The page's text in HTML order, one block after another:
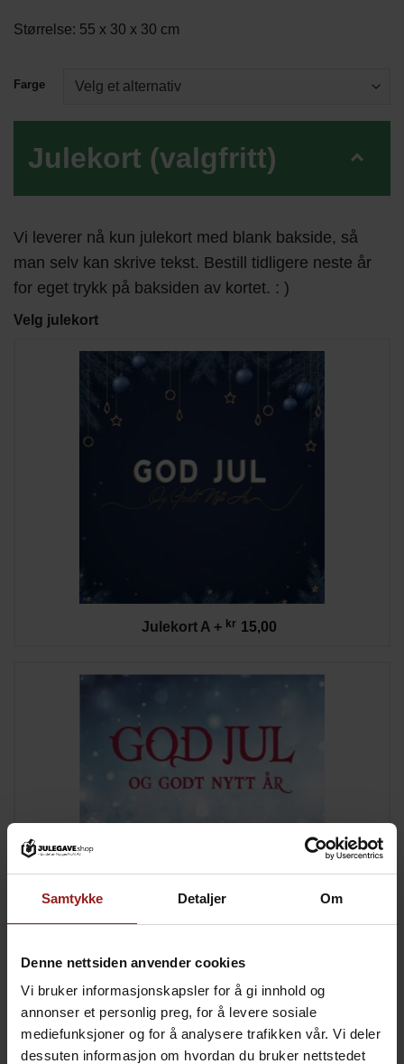
Samtykke Detaljer Om
Denne nettsiden anvender cookies
Vi bruker informasjonskapsler for å gi innhold og
annonser et personlig preg, for å levere sosiale
mediefunksjoner og for å analysere trafikken vår. Vi deler
dessuten informasjon om hvordan du bruker nettstedet
Størrelse: 55 x 30 x 30 cm
Farge
Julekort (valgfritt)
Vi leverer nå kun julekort med blank bakside, så
man selv kan skrive tekst. Bestill tidligere neste år
for eget trykk på baksiden av kortet. : )
Velg julekort
Julekort A + kr 15,00